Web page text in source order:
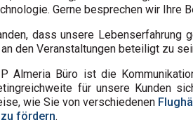
Gerne besprechen wir Ihre
dass unsere Lebenserfahrung
an den Veranstaltungen beteiligt zu
Almeria Büro ist die
für unsere Kunden
wie Sie von verschiedenen
fördern.